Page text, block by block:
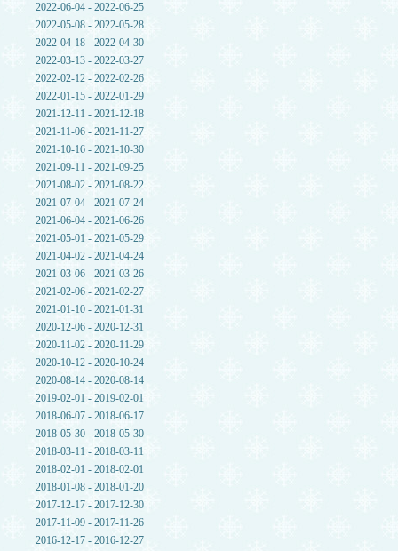
2022-06-04 - 2022-06-25
2022-05-08 - 2022-05-28
2022-04-18 - 2022-04-30
2022-03-13 - 2022-03-27
2022-02-12 - 2022-02-26
2022-01-15 - 2022-01-29
2021-12-11 - 2021-12-18
2021-11-06 - 2021-11-27
2021-10-16 - 2021-10-30
2021-09-11 - 2021-09-25
2021-08-02 - 2021-08-22
2021-07-04 - 2021-07-24
2021-06-04 - 2021-06-26
2021-05-01 - 2021-05-29
2021-04-02 - 2021-04-24
2021-03-06 - 2021-03-26
2021-02-06 - 2021-02-27
2021-01-10 - 2021-01-31
2020-12-06 - 2020-12-31
2020-11-02 - 2020-11-29
2020-10-12 - 2020-10-24
2020-08-14 - 2020-08-14
2019-02-01 - 2019-02-01
2018-06-07 - 2018-06-17
2018-05-30 - 2018-05-30
2018-03-11 - 2018-03-11
2018-02-01 - 2018-02-01
2018-01-08 - 2018-01-20
2017-12-17 - 2017-12-30
2017-11-09 - 2017-11-26
2016-12-17 - 2016-12-27